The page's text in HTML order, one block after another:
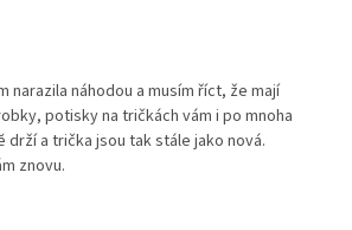
5 z 5 hvězdiček.
narazila náhodou a musím říct, že mají
potisky na tričkách vám i po mnoha
drží a trička jsou tak stále jako nová.
znovu.